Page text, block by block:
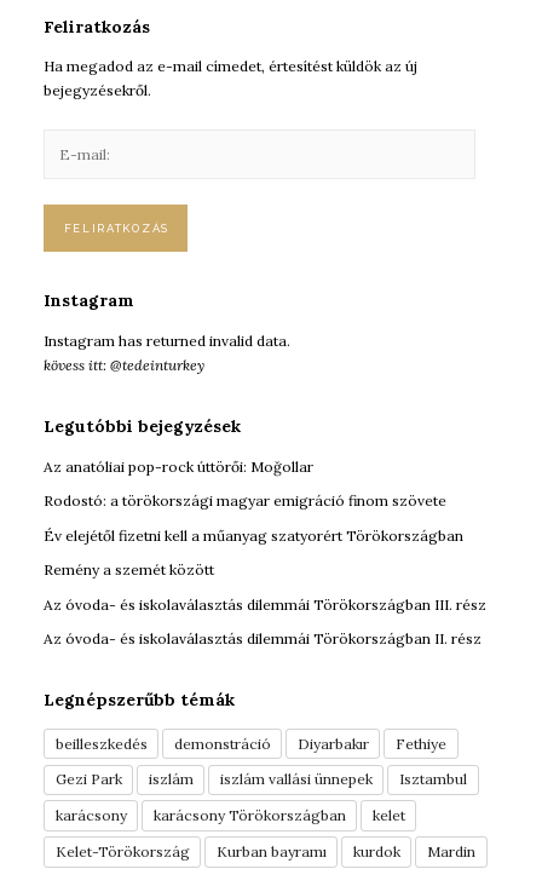
Feliratkozás
Ha megadod az e-mail címedet, értesítést küldök az új
bejegyzésekről.
Instagram
Instagram has returned invalid data.
kövess itt: @tedeinturkey
Legutóbbi bejegyzések
Az anatóliai pop-rock úttörői: Moğollar
Rodostó: a törökországi magyar emigráció finom szövete
Év elejétől fizetni kell a műanyag szatyorért Törökországban
Remény a szemét között
Az óvoda- és iskolaválasztás dilemmái Törökországban III. rész
Az óvoda- és iskolaválasztás dilemmái Törökországban II. rész
Legnépszerűbb témák
beilleszkedés demonstráció Diyarbakır
Fethiye
Gezi Park
iszlám iszlám vallási ünnepek
Isztambul
karácsony
karácsony Törökországban
kelet
Kelet-Törökország
Kurban bayramı kurdok Mardin